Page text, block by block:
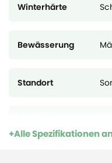
Winterhärte
Bewässerung
Standort
Alle Spezifikationen